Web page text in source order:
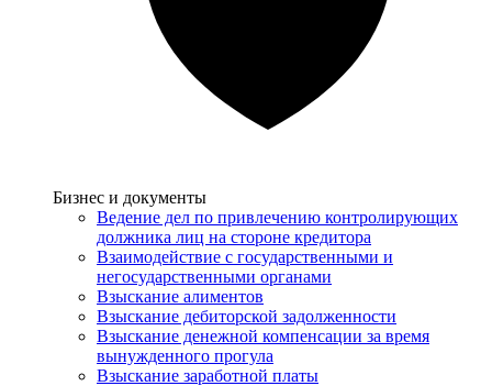
Услуги
Бизнес и документы
Ведение дел по привлечению контролирующих
должника лиц на стороне кредитора
Взаимодействие с государственными и
негосударственными органами
Взыскание алиментов
Взыскание дебиторской задолженности
Взыскание денежной компенсации за время
вынужденного прогула
Взыскание заработной платы